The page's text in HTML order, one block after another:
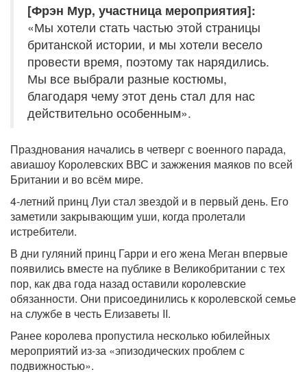
[Фрэн Мур, участница мероприятия]:
«Мы хотели стать частью этой страницы
британской истории, и мы хотели весело
провести время, поэтому так нарядились.
Мы все выбрали разные костюмы,
благодаря чему этот день стал для нас
действительно особенным».
Празднования начались в четверг с военного парада,
авиашоу Королевских ВВС и зажжения маяков по всей
Британии и во всём мире.
4-летний принц Луи стал звездой и в первый день. Его
заметили закрывающим уши, когда пролетали
истребители.
В дни гуляний принц Гарри и его жена Меган впервые
появились вместе на публике в Великобритании с тех
пор, как два года назад оставили королевские
обязанности. Они присоединились к королевской семье
на службе в честь Елизаветы II.
Ранее королева пропустила несколько юбилейных
мероприятий из-за «эпизодических проблем с
подвижностью».